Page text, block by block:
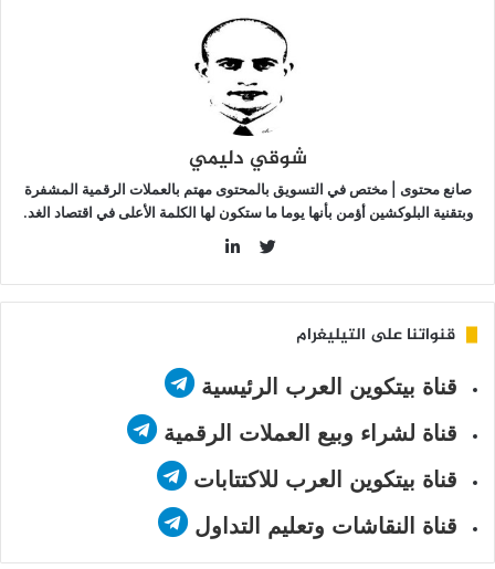
شوقي دليمي
صانع محتوى | مختص في التسويق بالمحتوى مهتم بالعملات الرقمية المشفرة
وبتقنية البلوكشين أؤمن بأنها يوما ما ستكون لها الكلمة الأعلى في اقتصاد الغد.
قنواتنا على التيليغرام
قناة بيتكوين العرب الرئيسية
قناة لشراء وبيع العملات الرقمية
قناة بيتكوين العرب للاكتتابات
قناة النقاشات وتعليم التداول